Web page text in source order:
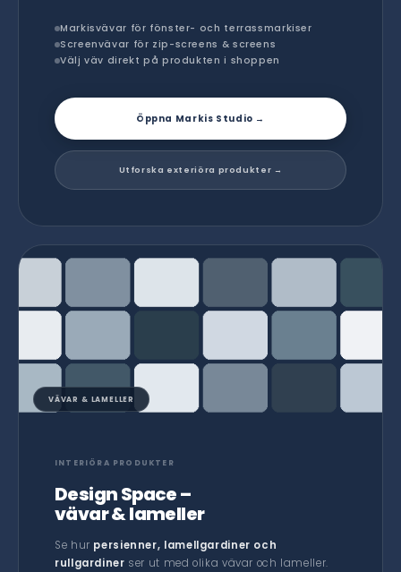
Markisvävar för fönster- och terrassmarkiser
Screenvävar för zip-screens & screens
Välj väv direkt på produkten i shoppen
Öppna Markis Studio →
Utforska exteriöra produkter →
VÄVAR & LAMELLER
INTERIÖRA PRODUKTER
Design Space –
vävar & lameller
Se hur persienner, lamellgardiner och
rullgardiner ser ut med olika vävar och lameller.